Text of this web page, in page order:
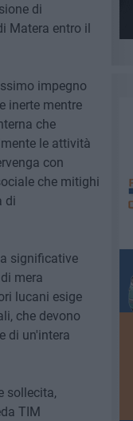
di
Matera entro il
impegno
inerte mentre
che
le attività
con
che mitighi
di
significative
mera
lucani esige
che devono
di un'intera
sollecita,
TIM